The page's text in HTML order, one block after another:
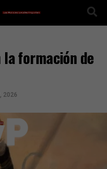
formación de
2026